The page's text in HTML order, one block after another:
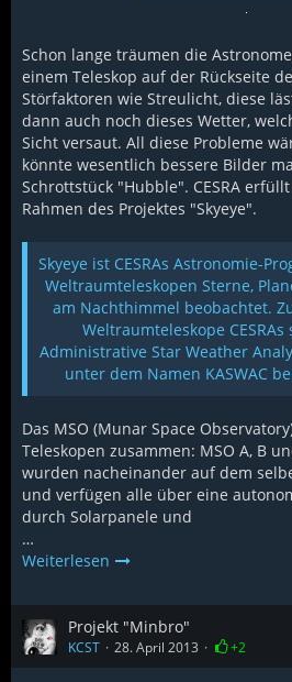
Schon lange träumen die
einem Teleskop auf der Rückseite
Störfaktoren wie Streulicht, diese
dann auch noch dieses Wetter,
Sicht versaut. All diese Probleme
könnte wesentlich bessere Bilder
Schrottstück "Hubble". CESRA
Rahmen des Projektes "Skyeye".
Skyeye ist CESRAs Astronomie-
Weltraumteleskopen Sterne,
am Nachthimmel beobachtet.
Weltraumteleskope CESRAs
Administrative Star Weather
unter dem Namen KASWAC
Das MSO (Munar Space
Teleskopen zusammen: MSO A, B
wurden nacheinander auf dem
und verfügen alle über eine
durch Solarpanele und
…
Weiterlesen
Projekt "Minbro"
KCST 28. April 2013 +2